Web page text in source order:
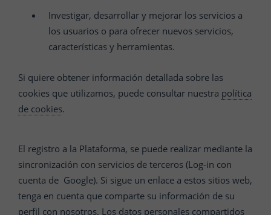
Investigar, desarrollar y mejorar los servicios a
los usuarios o para ofrecer nuevos servicios,
características y herramientas.
Si quiere obtener información detallada sobre las
cookies que utilizamos, puede consultar nuestra política
de cookies.
El registro a la Plataforma, se puede realizar mediante la
sincronización con servicios de terceros (Log-in con
cuenta de Google). Si sigue un enlace a estos sitios web,
tenga en cuenta que comparte su información de su
perfil con nosotros. Los datos personales compartidos